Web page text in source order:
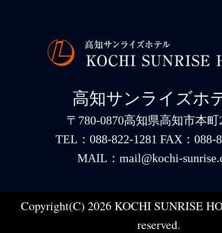
高知サンライズホ
〒780-0870高知県高知市本町
TEL：088-822-1281 FAX：088-
MAIL：mail@kochi-
Copyright(C) 2026 KOCHI SUNRISE
reserved.